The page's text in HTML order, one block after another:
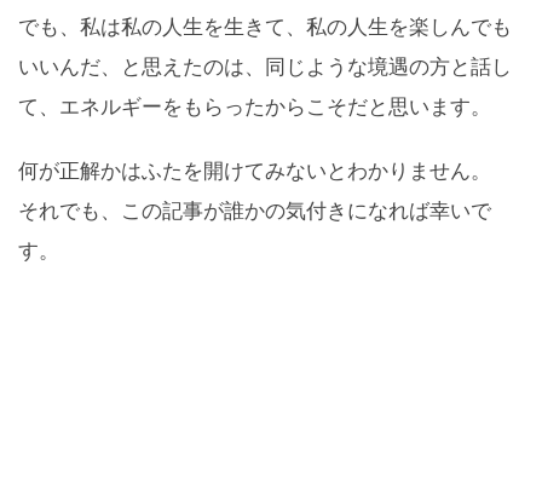
でも、 私は私の人生を生きて、私の人生を楽しんでも
いいんだ、と思えたのは、同じような境遇の方と話し
て、エネルギーをもらったからこそだと思います。
何が正解かはふたを開けてみないとわかりません。
それでも、この記事が誰かの気付きになれば幸いで
す。